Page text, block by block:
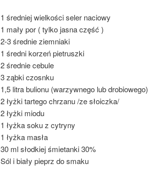
1 średniej wielkości seler naciowy
1 mały por ( tylko jasna część )
2-3 średnie ziemniaki
1 średni korzeń pietruszki
2 średnie cebule
3 ząbki czosnku
1,5 litra bulionu (warzywnego lub drobiowego)
2 łyżki tartego chrzanu /ze słoiczka/
2 łyżki miodu
1 łyżka soku z cytryny
1 łyżka masła
30 ml słodkiej śmietanki 30%
Sól i biały pieprz do smaku